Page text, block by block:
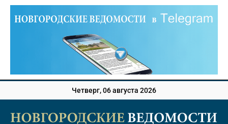
Четверг, 06 августа 2026